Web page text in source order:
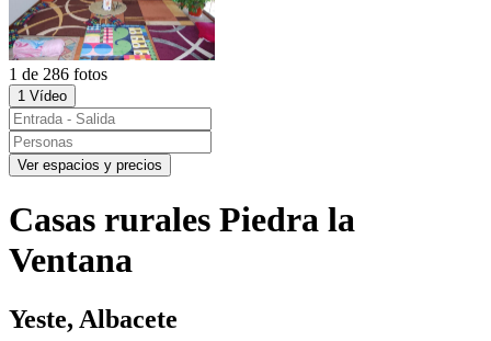
1 de 286 fotos
1 Vídeo
Ver espacios y precios
Casas rurales Piedra la
Ventana
Yeste, Albacete